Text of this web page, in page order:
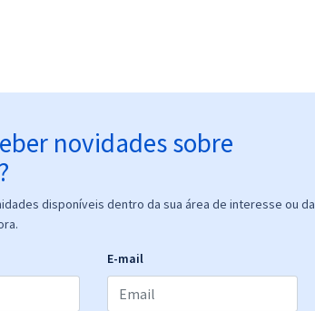
novidades sobre
disponíveis dentro da sua área de interesse ou da
E-mail